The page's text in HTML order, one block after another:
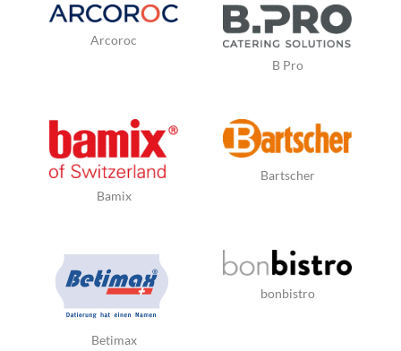
Arcoroc
B Pro
Bamix
Bartscher
Betimax
bonbistro